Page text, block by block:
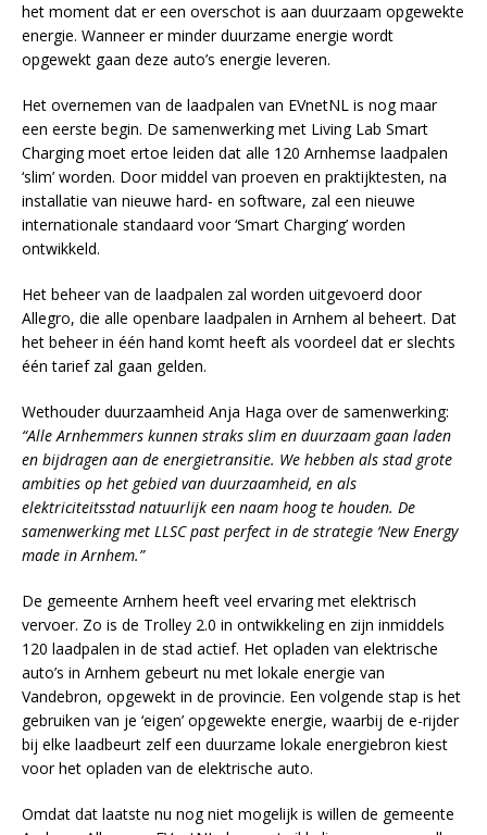
het moment dat er een overschot is aan duurzaam opgewekte
energie. Wanneer er minder duurzame energie wordt
opgewekt gaan deze auto’s energie leveren.
Het overnemen van de laadpalen van EVnetNL is nog maar
een eerste begin. De samenwerking met Living Lab Smart
Charging moet ertoe leiden dat alle 120 Arnhemse laadpalen
‘slim’ worden. Door middel van proeven en praktijktesten, na
installatie van nieuwe hard- en software, zal een nieuwe
internationale standaard voor ‘Smart Charging’ worden
ontwikkeld.
Het beheer van de laadpalen zal worden uitgevoerd door
Allegro, die alle openbare laadpalen in Arnhem al beheert. Dat
het beheer in één hand komt heeft als voordeel dat er slechts
één tarief zal gaan gelden.
Wethouder duurzaamheid Anja Haga over de samenwerking:
“Alle Arnhemmers kunnen straks slim en duurzaam gaan laden
en bijdragen aan de energietransitie. We hebben als stad grote
ambities op het gebied van duurzaamheid, en als
elektriciteitsstad natuurlijk een naam hoog te houden. De
samenwerking met LLSC past perfect in de strategie ‘New Energy
made in Arnhem.”
De gemeente Arnhem heeft veel ervaring met elektrisch
vervoer. Zo is de Trolley 2.0 in ontwikkeling en zijn inmiddels
120 laadpalen in de stad actief. Het opladen van elektrische
auto’s in Arnhem gebeurt nu met lokale energie van
Vandebron, opgewekt in de provincie. Een volgende stap is het
gebruiken van je ‘eigen’ opgewekte energie, waarbij de e-rijder
bij elke laadbeurt zelf een duurzame lokale energiebron kiest
voor het opladen van de elektrische auto.
Omdat dat laatste nu nog niet mogelijk is willen de gemeente